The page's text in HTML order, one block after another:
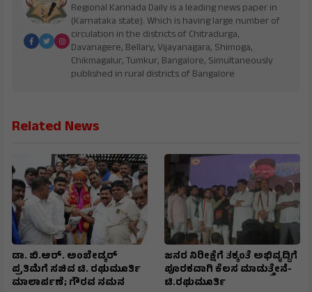
Regional Kannada Daily is a leading news paper in
(Karnataka state). Which is having large number of
circulation in the districts of Chitradurga,
Davanagere, Bellary, Vijayanagara, Shimoga,
Chikmagalur, Tumkur, Bangalore, Simultaneously
published in rural districts of Bangalore
Related News
ಡಾ. ಬಿ.ಆರ್. ಅಂಬೇಡ್ಕರ್
ಪ್ರತಿಮೆಗೆ ಸಚಿವ ಟಿ. ರಘುಮೂರ್ತಿ
ಮಾಲಾರ್ಪಣೆ; ಗೌರವ ನಮನ
ಜನರ ನಿರೀಕ್ಷೆಗೆ ತಕ್ಕಂತೆ ಅಭಿವೃದ್ದಿಗೆ
ಪೂರಕವಾಗಿ ಕೆಲಸ ಮಾಡುತ್ತೇನೆ-
ಟಿ.ರಘುಮೂರ್ತಿ